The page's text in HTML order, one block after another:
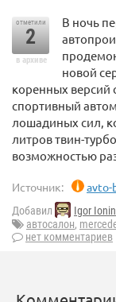
отметили
2
в архиве
В ночь
новой
коренных версий
спортивный
лошадиных сил,
литров твин-
возможностью
Источник: avto-
Добавил Igor Ionin
автосалон,
нет комментариев